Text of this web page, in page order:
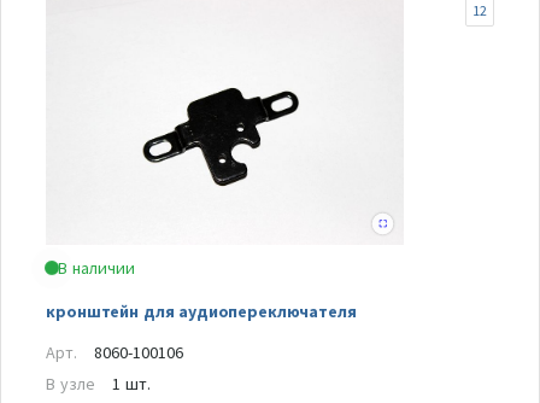
В наличии
кронштейн для аудиопереключателя
12
Арт.
8060-100106
В узле
1 шт.